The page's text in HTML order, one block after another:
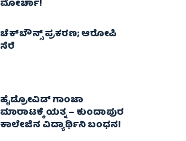
ಮೋರ್ಚಾ!
ಚೆಕ್​ಬೌನ್ಸ್​ ಪ್ರಕರಣ; ಆರೋಪಿ
ಸೆರೆ
ಹೈಡ್ರೋವಿಡ್ ಗಾಂಜಾ
ಮಾರಾಟಕ್ಕೆ ಯತ್ನ – ಕುಂದಾಪುರ
ಕಾಲೇಜಿನ ವಿದ್ಯಾರ್ಥಿನಿ ಬಂಧನ!